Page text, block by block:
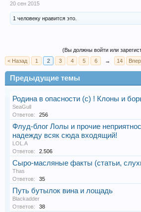
20 сен 2015
1 человеку нравится это.
(Вы должны войти или
< Назад
1 2 3 4 5 6 → 14
Предыдущие темы
Родина в опасности (с) ! Клоны и
SeaGull
Ответов:
256
Флуд-блог Лолы и прочие
надежду всяк сюда входящий!
LOL.A
Ответов:
2.506
Сыро-масляные факты (статьи,
Thas
Ответов:
35
Путь бутылок вина и лощадь
Blackadder
Ответов:
38